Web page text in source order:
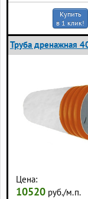
Купить
в 1 клик!
Труба дренажная
Цена:
10520 руб./м.п.